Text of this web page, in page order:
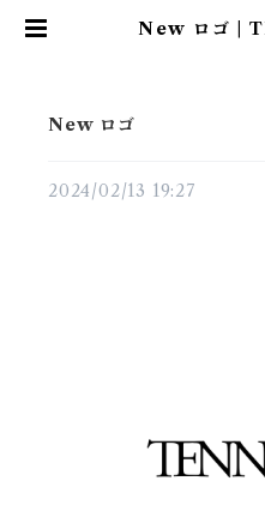
New ロゴ |
New ロゴ
2024/02/13 19:27